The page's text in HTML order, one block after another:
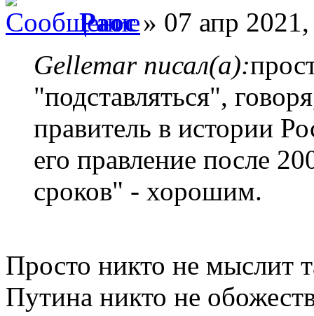
Раос» 07 апр
Gellemar писал(а):
"подставляться",
правитель в истории
его правление после
сроков" - хорошим.
Просто никто не мыслит
Путина никто не